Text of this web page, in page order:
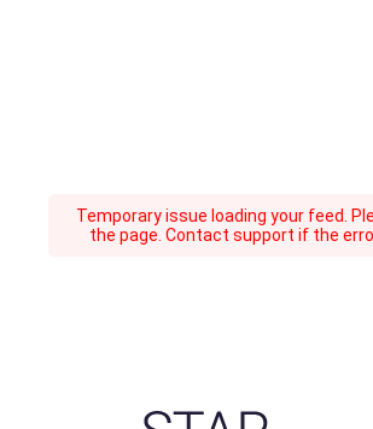
Temporary issue loading your feed.
the page. Contact support if the